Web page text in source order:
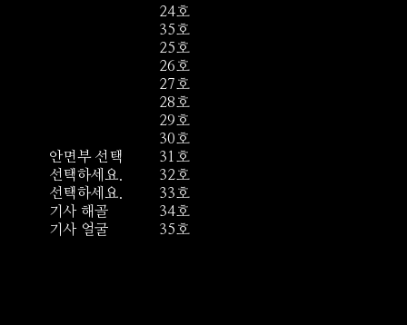
안면부 선택
선택하세요.
선택하세요.
기사 해골
기사 얼굴
24호
35호
25호
26호
27호
28호
29호
30호
31호
32호
33호
34호
35호